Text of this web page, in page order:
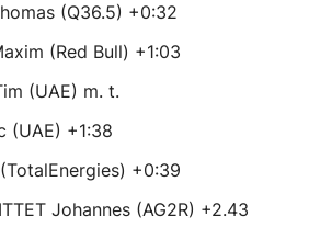
(Q36.5) +0:32
(Red Bull) +1:03
(UAE) m. t.
(UAE) +1:38
+0:39
Johannes (AG2R) +2.43